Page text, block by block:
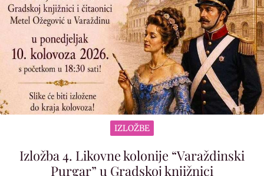
IZLOŽBE
Izložba 4. Likovne kolonije “Varaždinski
Purgar” u Gradskoj knjižnici